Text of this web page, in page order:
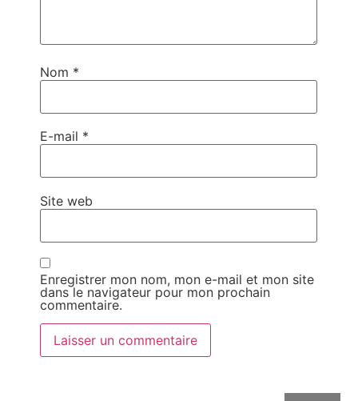
Nom *
E-mail *
Site web
Enregistrer mon nom, mon e-mail et mon site
dans le navigateur pour mon prochain
commentaire.